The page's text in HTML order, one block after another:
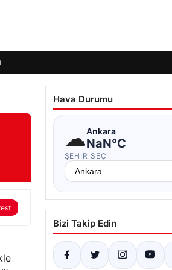
Hava Durumu
☁Ankara
NaN°C
ŞEHIR SEÇ
Bizi Takip Edin